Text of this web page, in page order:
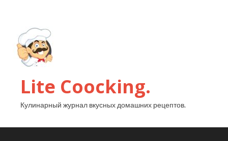
Lite Coocking.
Кулинарный журнал вкусных домашних рецептов.